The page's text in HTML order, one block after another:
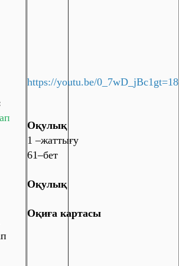
https://youtu.be/0_7wD_jBc1gt=18
Оқулық
1 –жаттығу
61–бет
Оқулық
Оқиға картасы